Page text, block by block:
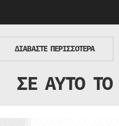
ΔΙΑΒΑΣΤΕ ΠΕΡΙΣΣΟΤΕΡΑ
ΣΕ ΑΥΤΟ